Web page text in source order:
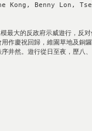
Kong, Benny Lon,
最大的反政府示威遊行，反
作慶祝回歸，維園草地及銅
井然。遊行從日至夜，歷八